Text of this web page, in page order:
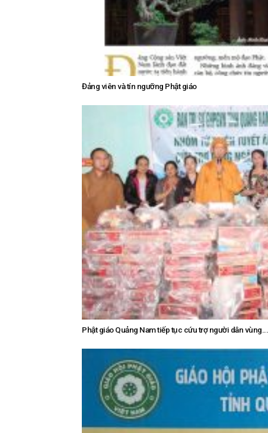
Đảng viên và tín ngưỡng Phật giáo
Phật giáo Quảng Nam tiếp tục cứu trợ người dân vùng...